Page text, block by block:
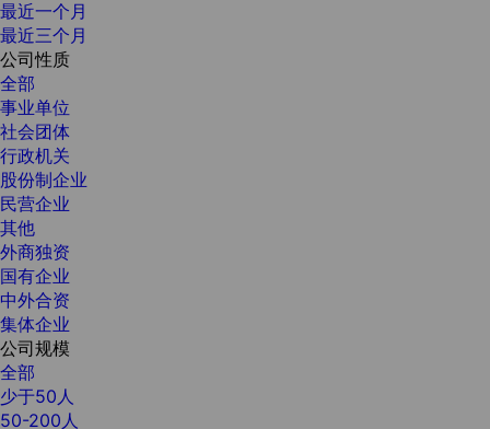
最近一个月
最近三个月
公司性质
全部
事业单位
社会团体
行政机关
股份制企业
民营企业
其他
外商独资
国有企业
中外合资
集体企业
公司规模
全部
少于50人
50-200人